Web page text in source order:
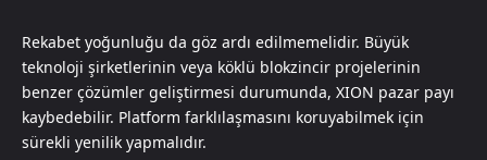
Rekabet yoğunluğu da göz ardı edilmemelidir. Büyük
teknoloji şirketlerinin veya köklü blokzincir projelerinin
benzer çözümler geliştirmesi durumunda, XION pazar payı
kaybedebilir. Platform farklılaşmasını koruyabilmek için
sürekli yenilik yapmalıdır.